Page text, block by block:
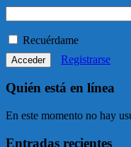
Recuérdame
Registrarse
Quién está en línea
En este momento no hay
Entradas recientes